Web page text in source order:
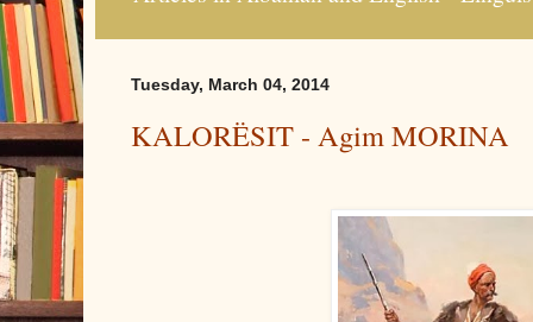
Tuesday, March 04, 2014
KALORËSIT - Agim MORINA